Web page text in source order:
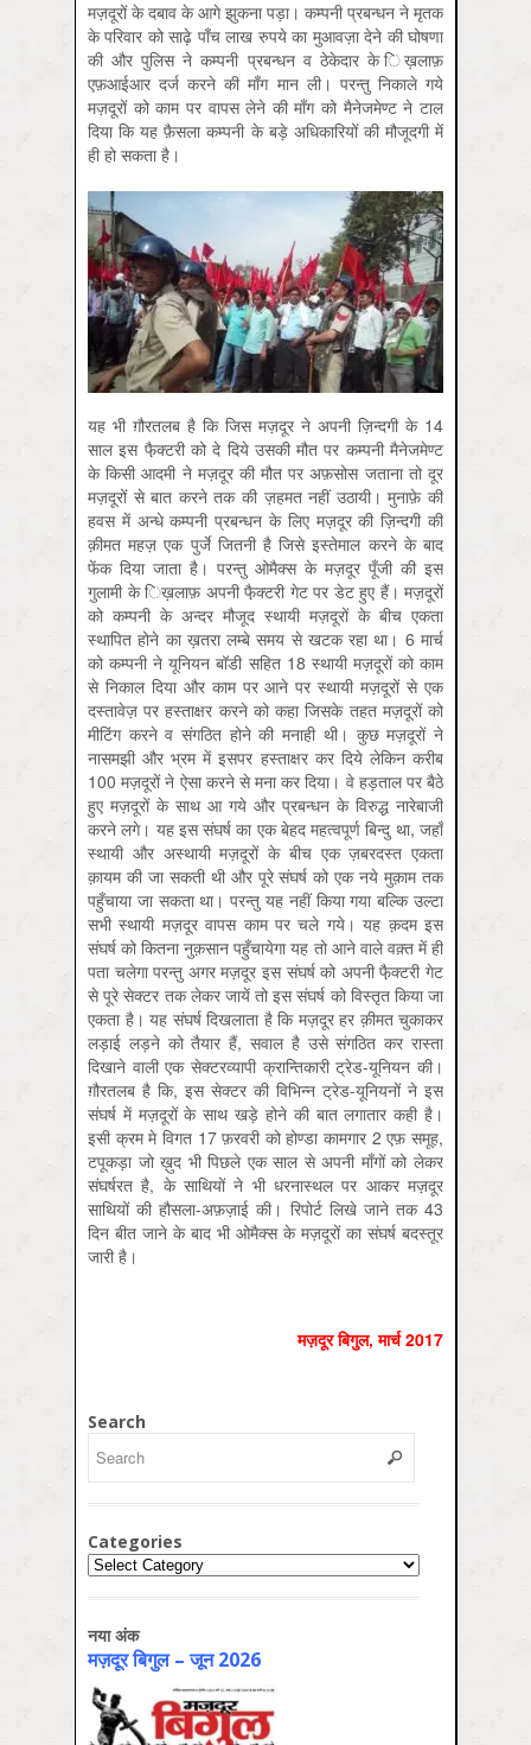
मज़दूरों के दबाव के आगे झुकना पड़ा। कम्पनी प्रबन्धन ने मृतक
के परिवार को साढ़े पाँच लाख रुपये का मुआवज़ा देने की घोषणा
की और पुलिस ने कम्पनी प्रबन्धन व ठेकेदार के ि‍ख़‍लाफ़
एफ़आईआर दर्ज करने की माँग मान ली। परन्तु निकाले गये
मज़दूरों को काम पर वापस लेने की माँग को मैनेजमेण्ट ने टाल
दिया कि यह फ़ैसला कम्पनी के बड़े अधिकारियों की मौजूदगी में
ही हो सकता है।
यह भी ग़ौरतलब है कि जिस मज़दूर ने अपनी ज़िन्दगी के 14
साल इस फै़क्टरी को दे दिये उसकी मौत पर कम्पनी मैनेजमेण्ट
के किसी आदमी ने मज़दूर की मौत पर अफ़सोस जताना तो दूर
मज़दूरों से बात करने तक की ज़हमत नहीं उठायी। मुनाफ़े की
हवस में अन्धे कम्पनी प्रबन्धन के लिए मज़दूर की ज़िन्दगी की
क़ीमत महज़ एक पुर्जे जितनी है जिसे इस्तेमाल करने के बाद
फेंक दिया जाता है। परन्तु ओमैक्स के मज़दूर पूँजी की इस
गुलामी के ि‍ख़‍लाफ़ अपनी फै़क्टरी गेट पर डेट हुए हैं। मज़दूरों
को कम्पनी के अन्दर मौजूद स्थायी मज़दूरों के बीच एकता
स्थापित होने का ख़तरा लम्बे समय से खटक रहा था। 6 मार्च
को कम्पनी ने यूनियन बॉडी सहित 18 स्थायी मज़दूरों को काम
से निकाल दिया और काम पर आने पर स्थायी मज़दूरों से एक
दस्तावेज़ पर हस्ताक्षर करने को कहा जिसके तहत मज़दूरों को
मीटिंग करने व संगठित होने की मनाही थी। कुछ मज़दूरों ने
नासमझी और भ्रम में इसपर हस्ताक्षर कर दिये लेकिन करीब
100 मज़दूरों ने ऐसा करने से मना कर दिया। वे हड़ताल पर बैठे
हुए मज़दूरों के साथ आ गये और प्रबन्धन के विरुद्ध नारेबाजी
करने लगे। यह इस संघर्ष का एक बेहद महत्वपूर्ण बिन्दु था, जहाँ
स्थायी और अस्थायी मज़दूरों के बीच एक ज़बरदस्त एकता
क़ायम की जा सकती थी और पूरे संघर्ष को एक नये मुक़ाम तक
पहुँचाया जा सकता था। परन्तु यह नहीं किया गया बल्कि उल्टा
सभी स्थायी मज़दूर वापस काम पर चले गये। यह क़दम इस
संघर्ष को कितना नुक़सान पहुँचायेगा यह तो आने वाले वक़्त में ही
पता चलेगा परन्तु अगर मज़दूर इस संघर्ष को अपनी फै़क्टरी गेट
से पूरे सेक्टर तक लेकर जायें तो इस संघर्ष को विस्तृत किया जा
एकता है। यह संघर्ष दिखलाता है कि मज़दूर हर क़ीमत चुकाकर
लड़ाई लड़ने को तैयार हैं, सवाल है उसे संगठित कर रास्ता
दिखाने वाली एक सेक्टरव्यापी क्रान्तिकारी ट्रेड-यूनियन की।
ग़ौरतलब है कि, इस सेक्टर की विभिन्न ट्रेड-यूनियनों ने इस
संघर्ष में मज़दूरों के साथ खड़े होने की बात लगातार कही है।
इसी क्रम मे विगत 17 फ़रवरी को होण्डा कामगार 2 एफ़ समूह,
टपूकड़ा जो ख़ुद भी पिछले एक साल से अपनी माँगों को लेकर
संघर्षरत है, के साथियों ने भी धरनास्थल पर आकर मज़दूर
साथियों की हौसला-अफ़ज़ाई की। रिपोर्ट लिखे जाने तक 43
दिन बीत जाने के बाद भी ओमैक्स के मज़दूरों का संघर्ष बदस्तूर
जारी है।
मज़दूर बिगुल, मार्च 2017
Search
Categories
Categories
नया अंक
मज़दूर बिगुल – जून 2026